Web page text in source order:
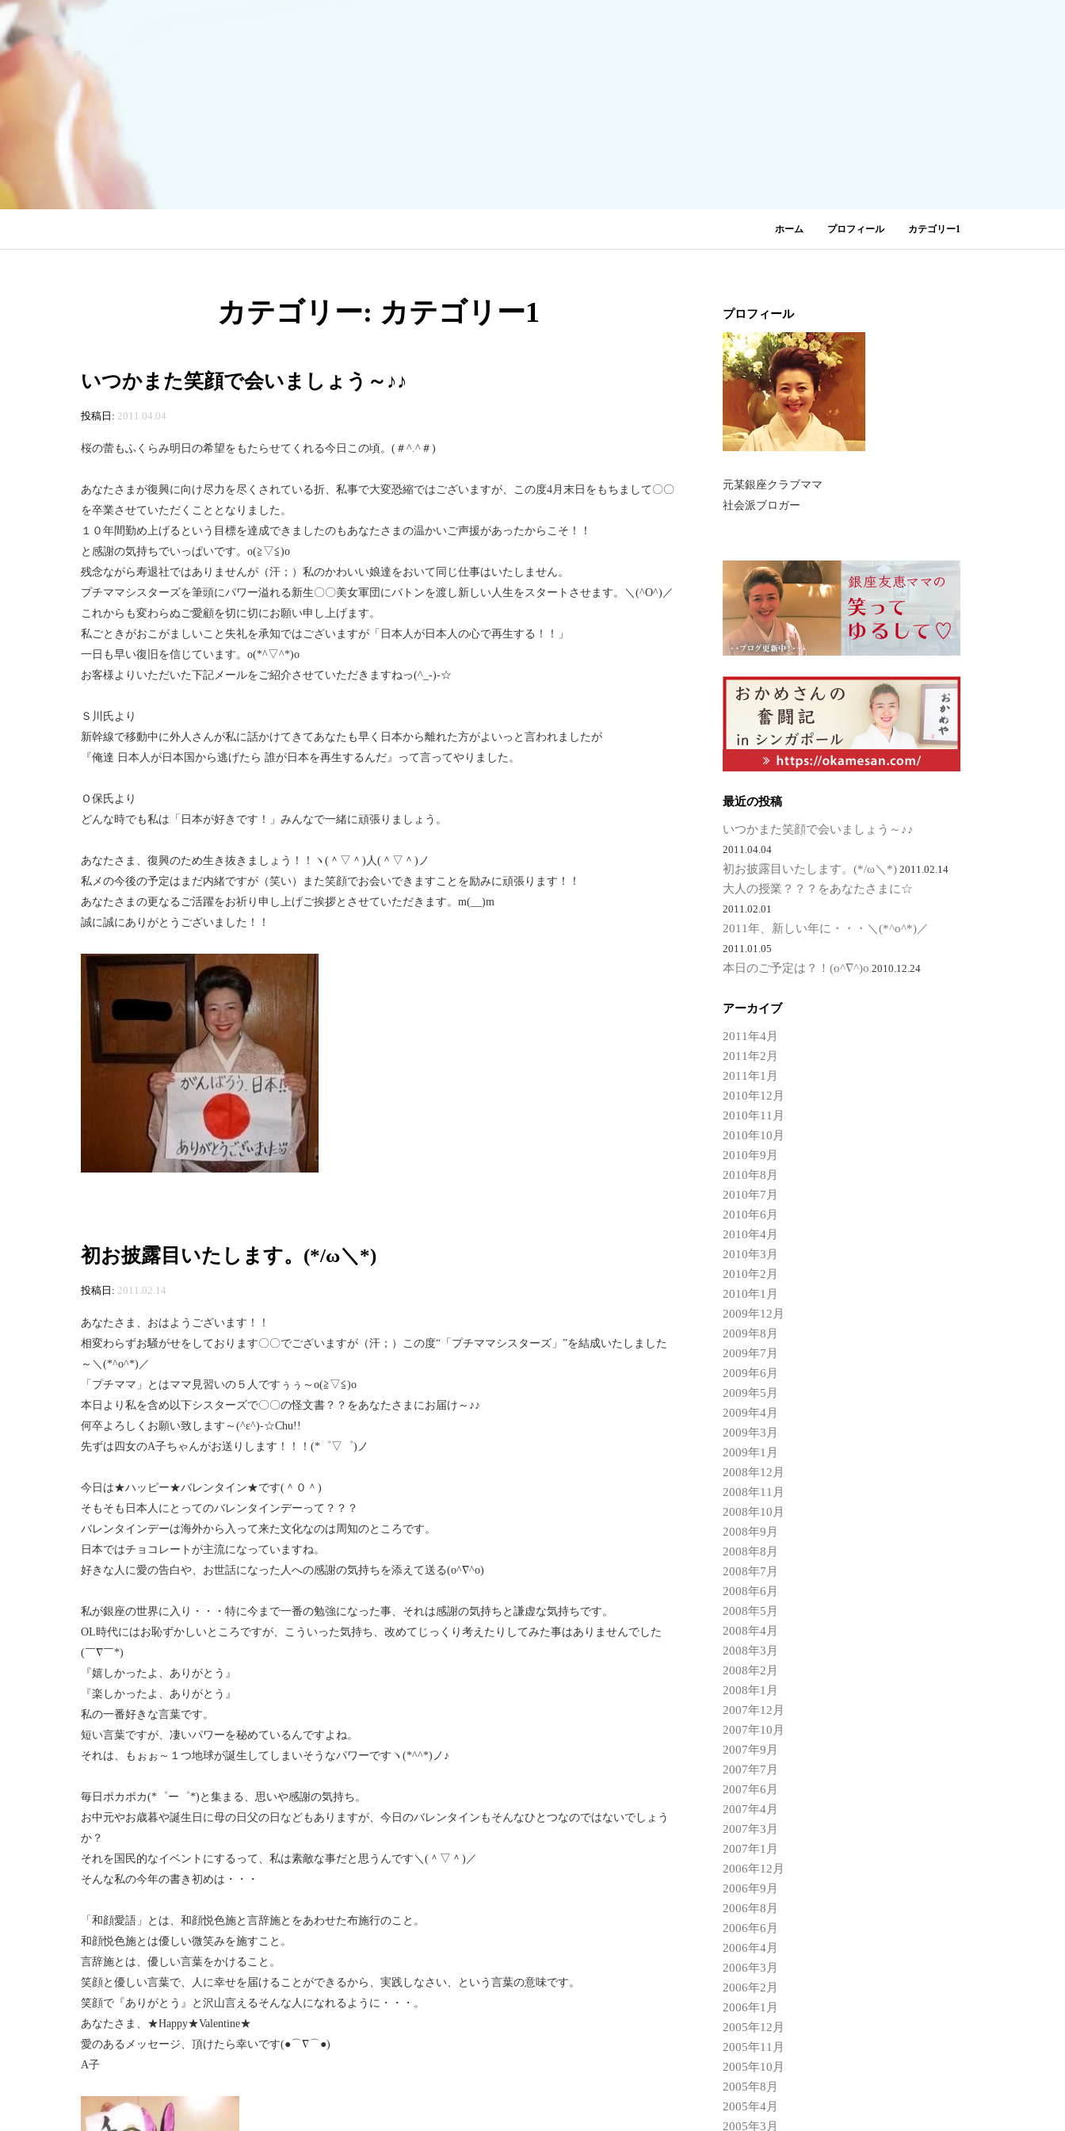
ホーム プロフィール カテゴリー1
カテゴリー: カテゴリー1
いつかまた笑顔で会いましょう～♪♪
投稿日: 2011.04.04
桜の蕾もふくらみ明日の希望をもたらせてくれる今日この頃。(＃^.^＃)
あなたさまが復興に向け尽力を尽くされている折、私事で大変恐縮ではございますが、この度4月末日をもちまして〇〇
を卒業させていただくこととなりました。
１０年間勤め上げるという目標を達成できましたのもあなたさまの温かいご声援があったからこそ！！
と感謝の気持ちでいっぱいです。o(≧▽≦)o
残念ながら寿退社ではありませんが（汗；）私のかわいい娘達をおいて同じ仕事はいたしません。
プチママシスターズを筆頭にパワー溢れる新生〇〇美女軍団にバトンを渡し新しい人生をスタートさせます。＼(^O^)／
これからも変わらぬご愛顧を切に切にお願い申し上げます。
私ごときがおこがましいこと失礼を承知ではございますが「日本人が日本人の心で再生する！！」
一日も早い復旧を信じています。o(*^▽^*)o
お客様よりいただいた下記メールをご紹介させていただきますねっ(^_-)-☆
Ｓ川氏より
新幹線で移動中に外人さんが私に話かけてきてあなたも早く日本から離れた方がよいっと言われましたが
『俺達 日本人が日本国から逃げたら 誰が日本を再生するんだ』って言ってやりました。
Ｏ保氏より
どんな時でも私は「日本が好きです！」みんなで一緒に頑張りましょう。
あなたさま、復興のため生き抜きましょう！！ヽ(＾▽＾)人(＾▽＾)ノ
私メの今後の予定はまだ内緒ですが（笑い）また笑顔でお会いできますことを励みに頑張ります！！
あなたさまの更なるご活躍をお祈り申し上げご挨拶とさせていただきます。m(__)m
誠に誠にありがとうございました！！
初お披露目いたします。(*/ω＼*)
投稿日: 2011.02.14
あなたさま、おはようございます！！
相変わらずお騒がせをしております〇〇でございますが（汗；）この度“「プチママシスターズ」”を結成いたしました
～＼(*^o^*)／
「プチママ」とはママ見習いの５人ですぅぅ～o(≧▽≦)o
本日より私を含め以下シスターズで〇〇の怪文書？？をあなたさまにお届け～♪♪
何卒よろしくお願い致します～(^ε^)-☆Chu!!
先ずは四女のA子ちゃんがお送りします！！！(*゜▽゜)ノ
今日は★ハッピー★バレンタイン★です(＾０＾)
そもそも日本人にとってのバレンタインデーって？？？
バレンタインデーは海外から入って来た文化なのは周知のところです。
日本ではチョコレートが主流になっていますね。
好きな人に愛の告白や、お世話になった人への感謝の気持ちを添えて送る(o^∇^o)
私が銀座の世界に入り・・・特に今まで一番の勉強になった事、それは感謝の気持ちと謙虚な気持ちです。
OL時代にはお恥ずかしいところですが、こういった気持ち、改めてじっくり考えたりしてみた事はありませんでした
(￣∇￣*)ゞ
『嬉しかったよ、ありがとう』
『楽しかったよ、ありがとう』
私の一番好きな言葉です。
短い言葉ですが、凄いパワーを秘めているんですよね。
それは、もぉぉ～１つ地球が誕生してしまいそうなパワーですヽ(*^^*)ノ♪
毎日ポカポカ(*゜ー゜*)と集まる、思いや感謝の気持ち。
お中元やお歳暮や誕生日に母の日父の日などもありますが、今日のバレンタインもそんなひとつなのではないでしょう
か？
それを国民的なイベントにするって、私は素敵な事だと思うんです＼(＾▽＾)／
そんな私の今年の書き初めは・・・
「和顔愛語」とは、和顔悦色施と言辞施とをあわせた布施行のこと。
和顔悦色施とは優しい微笑みを施すこと。
言辞施とは、優しい言葉をかけること。
笑顔と優しい言葉で、人に幸せを届けることができるから、実践しなさい、という言葉の意味です。
笑顔で『ありがとう』と沢山言えるそんな人になれるように・・・。
あなたさま、★Happy★Valentine★
愛のあるメッセージ、頂けたら幸いです(●⌒∇⌒●)
A子
プロフィール
元某銀座クラブママ
社会派ブロガー
最近の投稿
いつかまた笑顔で会いましょう～♪♪
2011.04.04
初お披露目いたします。(*/ω＼*) 2011.02.14
大人の授業？？？をあなたさまに☆
2011.02.01
2011年、新しい年に・・・＼(*^o^*)／
2011.01.05
本日のご予定は？！(o^∇^)o 2010.12.24
アーカイブ
2011年4月
2011年2月
2011年1月
2010年12月
2010年11月
2010年10月
2010年9月
2010年8月
2010年7月
2010年6月
2010年4月
2010年3月
2010年2月
2010年1月
2009年12月
2009年8月
2009年7月
2009年6月
2009年5月
2009年4月
2009年3月
2009年1月
2008年12月
2008年11月
2008年10月
2008年9月
2008年8月
2008年7月
2008年6月
2008年5月
2008年4月
2008年3月
2008年2月
2008年1月
2007年12月
2007年10月
2007年9月
2007年7月
2007年6月
2007年4月
2007年3月
2007年1月
2006年12月
2006年9月
2006年8月
2006年6月
2006年4月
2006年3月
2006年2月
2006年1月
2005年12月
2005年11月
2005年10月
2005年8月
2005年4月
2005年3月